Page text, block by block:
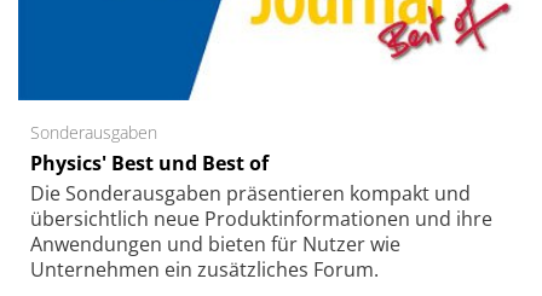
Sonderausgaben
Physics' Best und Best of
Die Sonder­ausgaben präsentieren kompakt und
übersichtlich neue Produkt­informationen und ihre
Anwendungen und bieten für Nutzer wie
Unternehmen ein zusätzliches Forum.